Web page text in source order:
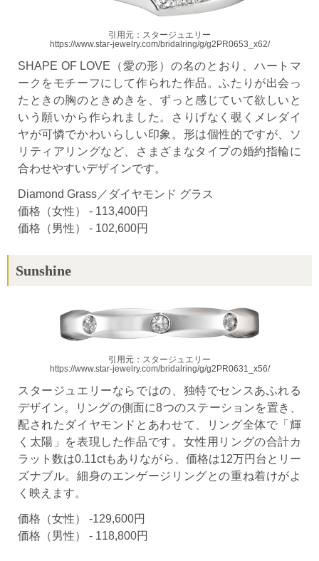
引用元：スタージュエリー
https://www.star-jewelry.com/bridalring/g/g2PR0653_x62/
SHAPE OF LOVE（愛の形）の名のとおり、ハートマ
ークをモチーフにして作られた作品。ふたりが出会っ
たときの胸のときめきを、ずっと感じていて欲しいと
いう願いから作られました。さりげなく覗くメレダイ
ヤが可憐でかわいらしい印象。形は個性的ですが、ソ
リティアリングなど、さまざまなタイプの婚約指輪に
合わせやすいデザインです。
Diamond Grass／ダイヤモンド グラス
価格（女性） - 113,400円
価格（男性） - 102,600円
Sunshine
引用元：スタージュエリー
https://www.star-jewelry.com/bridalring/g/g2PR0631_x56/
スタージュエリーならではの、独特でセンスあふれる
デザイン。リングの側面に8つのステーションを置き、
配されたダイヤモンドとあわせて、リング全体で「輝
く太陽」を表現した作品です。女性用リングの合計カ
ラット数は0.11ctもありながら、価格は12万円台とリー
ズナブル。細身のエンゲージリングとの重ね着けがよ
く映えます。
価格（女性） -129,600円
価格（男性） - 118,800円